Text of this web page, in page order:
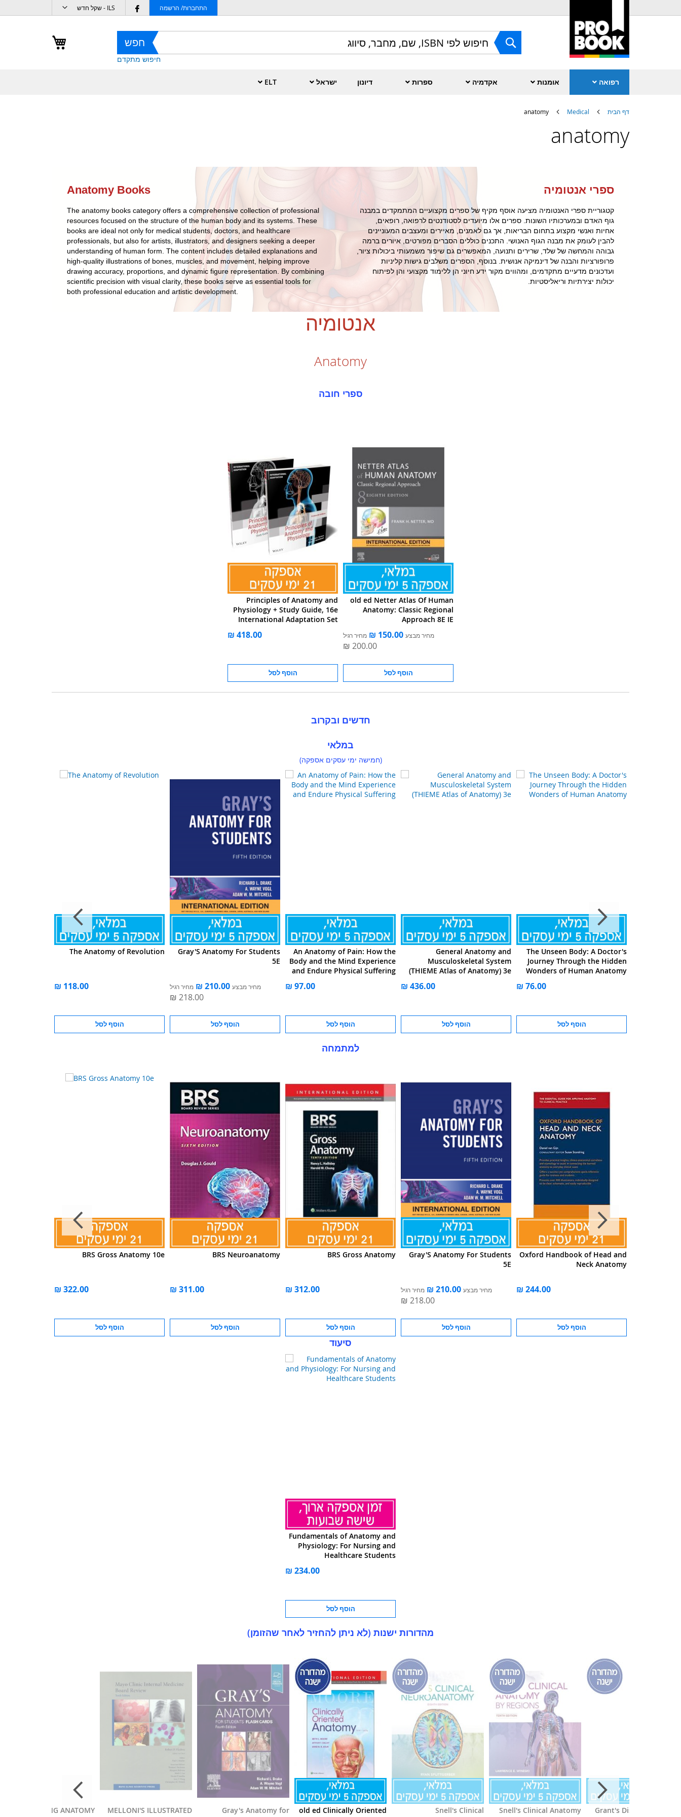
to
Content
ILS - שקל חדש התחברות/ הרשמה
Facebook
חפש
חפש
חיפוש מתקדם
רפואה אומנות אקדמיה ספרות דיונון ישראל ELT
דף הבית Medical
anatomy
anatomy
ספרי אנטומיה
קטגוריית ספרי האנטומיה מציעה אוסף מקיף של ספרים מקצועיים המתמקדים במבנה
גוף האדם ובמערכותיו השונות. ספרים אלו מיועדים לסטודנטים לרפואה, רופאים,
אחיות ואנשי מקצוע בתחום הבריאות, אך גם לאמנים, מאיירים ומעצבים המעוניינים
להבין לעומק את מבנה הגוף האנושי. התכנים כוללים הסברים מפורטים, איורים ברמה
גבוהה והמחשה של שלד, שרירים ותנועה, המאפשרים גם שיפור משמעותי ביכולות ציור,
פרופורציות והבנה של דינמיקה אנושית. בנוסף, הספרים משלבים גישות קליניות
ועדכונים מדעיים מתקדמים, ומהווים מקור ידע חיוני הן ללימוד מקצועי והן לפיתוח
יכולות יצירתיות וריאליסטיות.
Anatomy Books
The anatomy books category offers a comprehensive collection of professional
resources focused on the structure of the human body and its systems. These
books are ideal not only for medical students, doctors, and healthcare
professionals, but also for artists, illustrators, and designers seeking a deeper
understanding of human form. The content includes detailed explanations and
high-quality illustrations of bones, muscles, and movement, helping improve
drawing accuracy, proportions, and dynamic figure representation. By combining
scientific precision with visual clarity, these books serve as essential tools for
both professional education and artistic development.
אנטומיה
Anatomy
ספרי חובה
Principles of Anatomy and
Physiology + Study Guide, 16e
International Adaptation Set
הוסף לסל
old ed Netter Atlas Of Human
Anatomy: Classic Regional
Approach 8E IE
מחיר מבצע מחיר רגיל
הוסף לסל
חדשים ובקרוב
במלאי
(חמישה ימי עסקים אספקה)
The Anatomy of Revolution
הוסף לסל
Gray'S Anatomy For Students
5E
מחיר מבצע מחיר רגיל
הוסף לסל
An Anatomy of Pain: How the
Body and the Mind Experience
and Endure Physical Suffering
הוסף לסל
General Anatomy and
Musculoskeletal System
(THIEME Atlas of Anatomy) 3e
הוסף לסל
The Unseen Body: A Doctor's
Journey Through the Hidden
Wonders of Human Anatomy
הוסף לסל
למתמחה
BRS Gross Anatomy 10e
הוסף לסל
BRS Neuroanatomy
הוסף לסל
BRS Gross Anatomy
הוסף לסל
Gray'S Anatomy For Students
5E
מחיר מבצע מחיר רגיל
הוסף לסל
Oxford Handbook of Head and
Neck Anatomy
הוסף לסל
סיעוד
Fundamentals of Anatomy and
Physiology: For Nursing and
Healthcare Students
הוסף לסל
מהדורות ישנות (לא ניתן להחזיר לאחר שהזומן)
RUNNING ANATOMY
MELLONI'S ILLUSTRATED
Gray's Anatomy for
old ed Clinically Oriented
Snell's Clinical
Snell's Clinical Anatomy
Grant's Dissector, 16e IE